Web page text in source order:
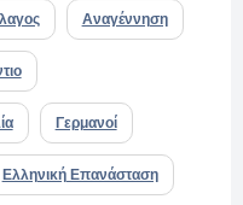
Αναγέννηση
Γερμανοί
Ελληνική Επανάσταση